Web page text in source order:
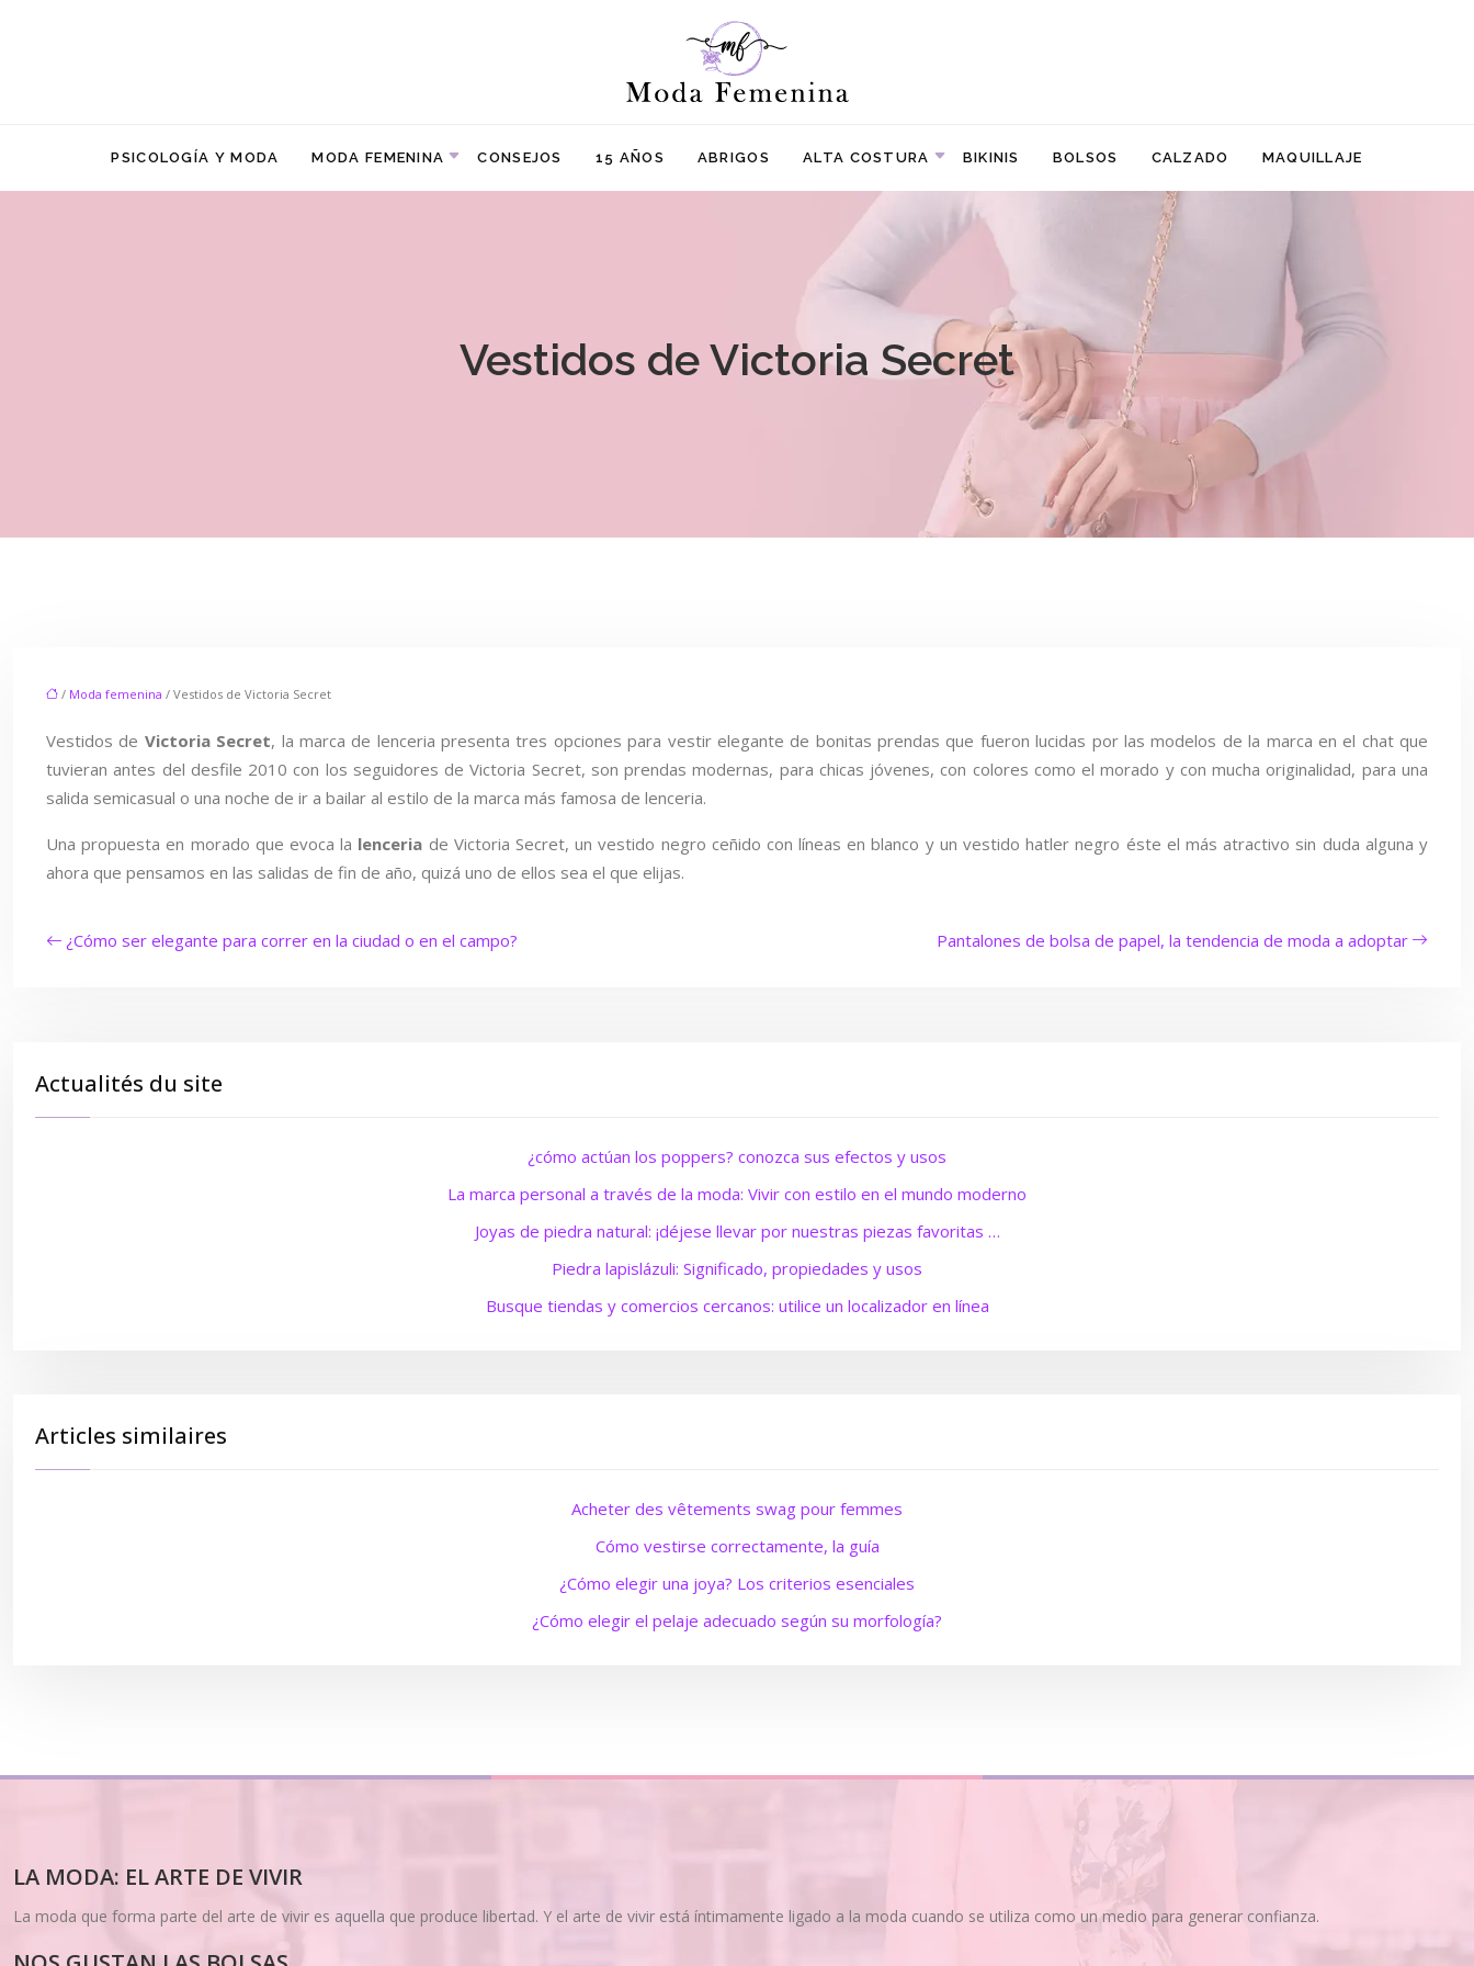
PSICOLOGÍA Y MODA MODA FEMENINA CONSEJOS 15 AÑOS ABRIGOS ALTA COSTURA BIKINIS BOLSOS CALZADO MAQUILLAJE
Vestidos de Victoria Secret
/ Moda femenina / Vestidos de Victoria Secret
Vestidos de Victoria Secret, la marca de lenceria presenta tres opciones para vestir elegante de bonitas prendas que fueron lucidas por las modelos de la marca en el chat que
tuvieran antes del desfile 2010 con los seguidores de Victoria Secret, son prendas modernas, para chicas jóvenes, con colores como el morado y con mucha originalidad, para una
salida semicasual o una noche de ir a bailar al estilo de la marca más famosa de lenceria.
Una propuesta en morado que evoca la lenceria de Victoria Secret, un vestido negro ceñido con líneas en blanco y un vestido hatler negro éste el más atractivo sin duda alguna y
ahora que pensamos en las salidas de fin de año, quizá uno de ellos sea el que elijas.
¿Cómo ser elegante para correr en la ciudad o en el campo? Pantalones de bolsa de papel, la tendencia de moda a adoptar
Actualités du site
¿cómo actúan los poppers? conozca sus efectos y usos
La marca personal a través de la moda: Vivir con estilo en el mundo moderno
Joyas de piedra natural: ¡déjese llevar por nuestras piezas favoritas …
Piedra lapislázuli: Significado, propiedades y usos
Busque tiendas y comercios cercanos: utilice un localizador en línea
Articles similaires
Acheter des vêtements swag pour femmes
Cómo vestirse correctamente, la guía
¿Cómo elegir una joya? Los criterios esenciales
¿Cómo elegir el pelaje adecuado según su morfología?
LA MODA: EL ARTE DE VIVIR
La moda que forma parte del arte de vivir es aquella que produce libertad. Y el arte de vivir está íntimamente ligado a la moda cuando se utiliza como un medio para generar confianza.